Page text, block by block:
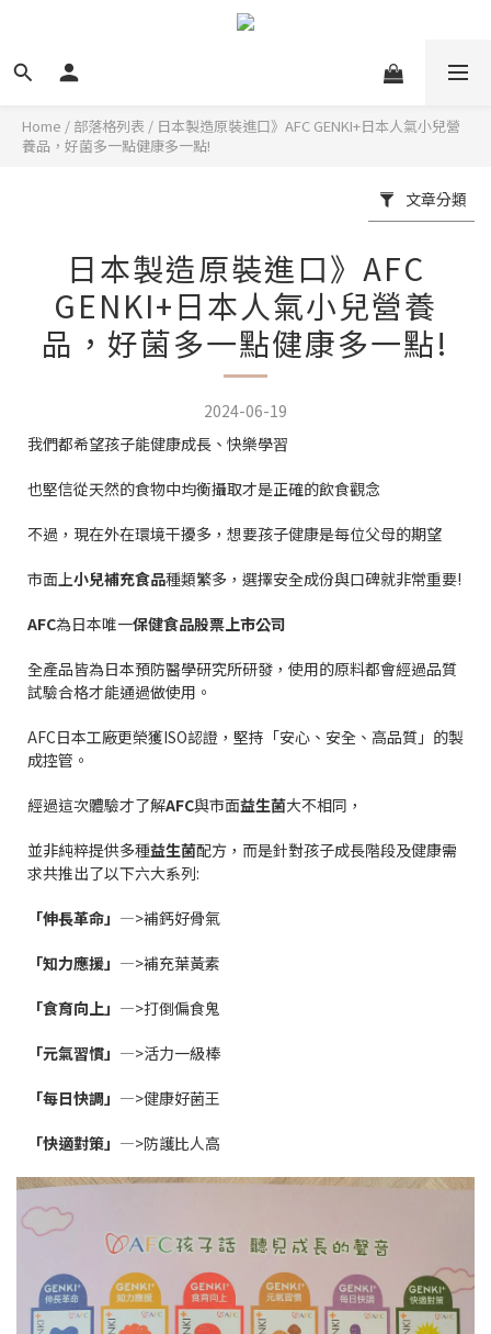
Home / 部落格列表 / 日本製造原裝進口》AFC GENKI+日本人氣小兒營
養品，好菌多一點健康多一點!
文章分類
日本製造原裝進口》AFC
GENKI+日本人氣小兒營養
品，好菌多一點健康多一點!
2024-06-19
我們都希望孩子能健康成長、快樂學習
也堅信從天然的食物中均衡攝取才是正確的飲食觀念
不過，現在外在環境干擾多，想要孩子健康是每位父母的期望
市面上小兒補充食品種類繁多，選擇安全成份與口碑就非常重要!
AFC為日本唯一保健食品股票上市公司
全產品皆為日本預防醫學研究所研發，使用的原料都會經過品質
試驗合格才能通過做使用。
AFC日本工廠更榮獲ISO認證，堅持「安心、安全、高品質」的製
成控管。
經過這次體驗才了解AFC與市面益生菌大不相同，
並非純粹提供多種益生菌配方，而是針對孩子成長階段及健康需
求共推出了以下六大系列:
「伸長革命」 —>補鈣好骨氣
「知力應援」 —>補充葉黃素
「食育向上」 —>打倒偏食鬼
「元氣習慣」 —>活力一級棒
「每日快調」 —>健康好菌王
「快適對策」 —>防護比人高